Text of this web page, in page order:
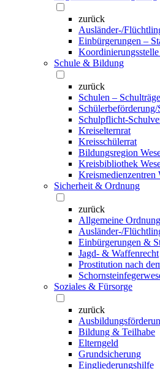
zurück
Ausländer-/
Einbürgerungen –
Schule & Bildung
zurück
Schulen –
Schulpflicht-
Kreiselternrat
Kreisschülerrat
Bildungsregion
Kreisbibliothek
Kreismedienzentren
Sicherheit & Ordnung
zurück
Allgemeine Ordnung
Ausländer-/
Einbürgerungen &
Jagd- & Waffenrecht
Prostitution nach
Soziales & Fürsorge
zurück
Bildung & Teilhabe
Elterngeld
Grundsicherung
Eingliederungshilfe